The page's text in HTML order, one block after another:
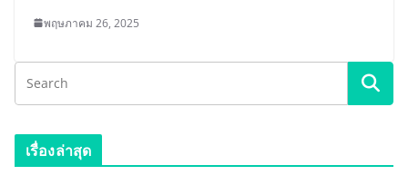
พฤษภาคม 26, 2025
เรื่องล่าสุด